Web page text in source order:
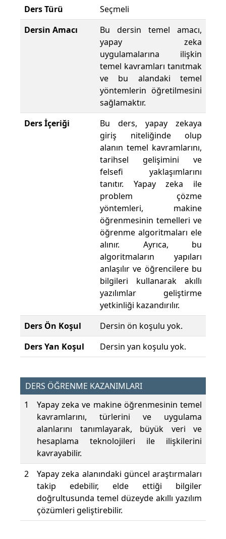
Ders Türü
Seçmeli
Dersin Amacı
Bu dersin temel amacı,
yapay zeka
uygulamalarına ilişkin
temel kavramları tanıtmak
ve bu alandaki temel
yöntemlerin öğretilmesini
sağlamaktır.
Ders İçeriği
Bu ders, yapay zekaya
giriş niteliğinde olup
alanın temel kavramlarını,
tarihsel gelişimini ve
felsefi yaklaşımlarını
tanıtır. Yapay zeka ile
problem çözme
yöntemleri, makine
öğrenmesinin temelleri ve
öğrenme algoritmaları ele
alınır. Ayrıca, bu
algoritmaların yapıları
anlaşılır ve öğrencilere bu
bilgileri kullanarak akıllı
yazılımlar geliştirme
yetkinliği kazandırılır.
Ders Ön Koşul
Dersin ön koşulu yok.
Ders Yan Koşul
Dersin yan koşulu yok.
DERS ÖĞRENME KAZANIMLARI
1
Yapay zeka ve makine öğrenmesinin temel
kavramlarını, türlerini ve uygulama
alanlarını tanımlayarak, büyük veri ve
hesaplama teknolojileri ile ilişkilerini
kavrayabilir.
2
Yapay zeka alanındaki güncel araştırmaları
takip edebilir, elde ettiği bilgiler
doğrultusunda temel düzeyde akıllı yazılım
çözümleri geliştirebilir.